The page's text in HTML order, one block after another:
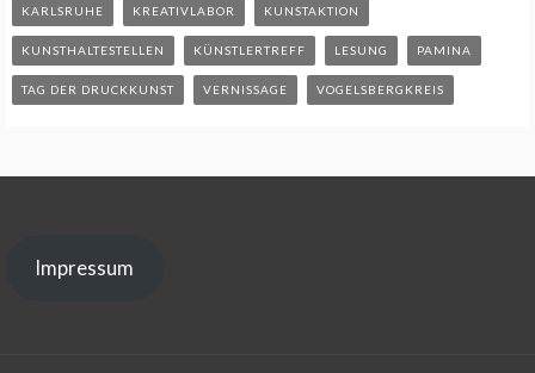
KARLSRUHE KREATIVLABOR KUNSTAKTION
KUNSTHALTESTELLEN KÜNSTLERTREFF LESUNG PAMINA
TAG DER DRUCKKUNST VERNISSAGE VOGELSBERGKREIS
Impressum